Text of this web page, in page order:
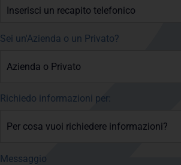
Sei un'Azienda o un Privato?
Richiedo informazioni per:
Messaggio